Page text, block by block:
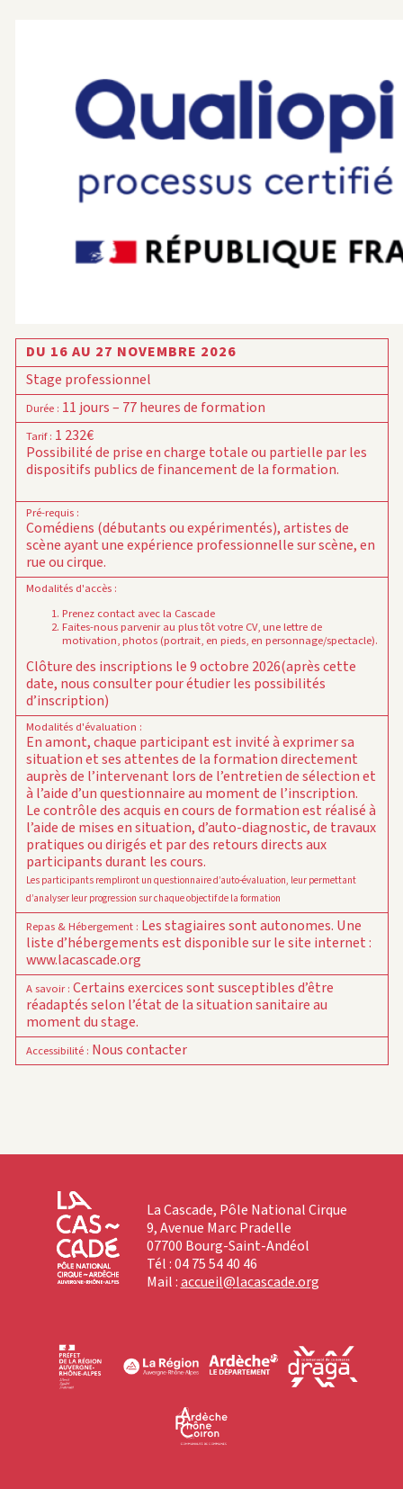
DU 16 AU 27 NOVEMBRE 2026
Stage professionnel
Durée: 11 jours – 77 heures de formation
Tarif: 1 232€
Possibilité de prise en charge totale ou partielle par les
dispositifs publics de financement de la formation.
Pré-requis:
Comédiens (débutants ou expérimentés), artistes de
scène ayant une expérience professionnelle sur scène, en
rue ou cirque.
Modalités d'accès:
Prenez contact avec la Cascade
Faites-nous parvenir au plus tôt votre CV, une lettre de
motivation, photos (portrait, en pieds, en personnage/spectacle).
Clôture des inscriptions le 9 octobre 2026(après cette
date, nous consulter pour étudier les possibilités
d’inscription)
Modalités d'évaluation :
En amont, chaque participant est invité à exprimer sa
situation et ses attentes de la formation directement
auprès de l’intervenant lors de l’entretien de sélection et
à l’aide d’un questionnaire au moment de l’inscription.
Le contrôle des acquis en cours de formation est réalisé à
l’aide de mises en situation, d’auto-diagnostic, de travaux
pratiques ou dirigés et par des retours directs aux
participants durant les cours.
Les participants rempliront un questionnaire d’auto-évaluation, leur permettant
d’analyser leur progression sur chaque objectif de la formation
Repas & Hébergement: Les stagiaires sont autonomes. Une
liste d’hébergements est disponible sur le site internet :
www.lacascade.org
A savoir: Certains exercices sont susceptibles d’être
réadaptés selon l’état de la situation sanitaire au
moment du stage.
Accessibilité : Nous contacter
La Cascade, Pôle National Cirque
9, Avenue Marc Pradelle
07700 Bourg-Saint-Andéol
Tél : 04 75 54 40 46
Mail :accueil@lacascade.org